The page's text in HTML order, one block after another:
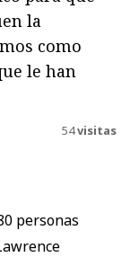
la
como
le han
54visitas
personas